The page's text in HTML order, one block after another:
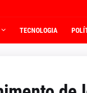
TECNOLOGIA